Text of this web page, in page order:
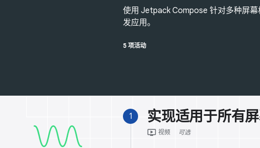
使用 Jetpack Compose 针对多种屏
发应用。
5 项活动
1 实现适用于所有
ondemand_video 视频 可选